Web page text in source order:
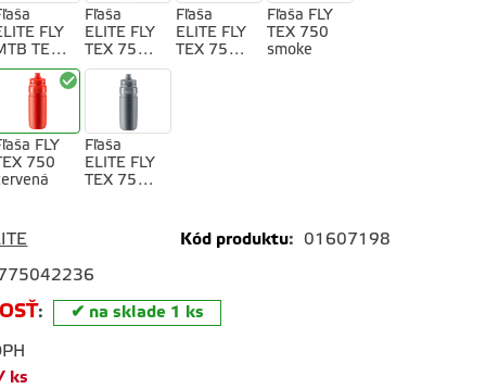
FLY
TEX
čierna
Fľaša
ELITE FLY
TEX 750
transparen
Fľaša
ELITE FLY
TEX 750
Fľaša FLY
TEX 750
smoke
FLY
750
Fľaša
ELITE FLY
TEX 750
Kód produktu: 01607198
: na sklade 1 ks
ks